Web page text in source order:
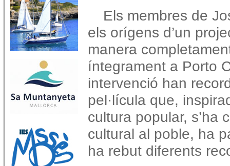
Els membres de
els orígens d’un
manera
íntegrament a Porto
intervenció han
pel·lícula que,
cultura popular, s’ha
cultural al poble, ha
ha rebut diferents